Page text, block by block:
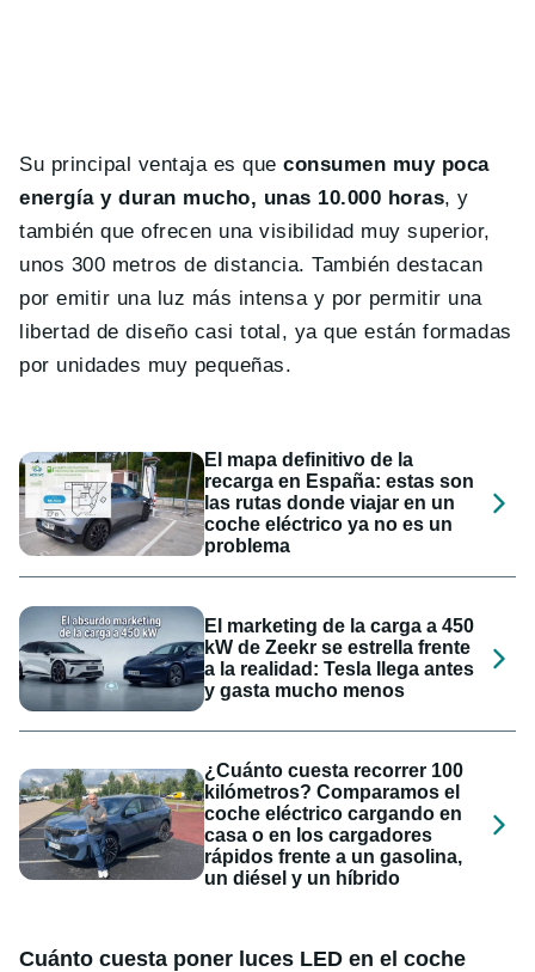
Su principal ventaja es queconsumen muy poca
energía y duran mucho, unas 10.000 horas, y
también que ofrecen una visibilidad muy superior,
unos 300 metros de distancia. También destacan
por emitir una luz más intensa y por permitir una
libertad de diseño casi total, ya que están formadas
por unidades muy pequeñas.
El mapa definitivo de la
recarga en España: estas son
las rutas donde viajar en un
coche eléctrico ya no es un
problema
El marketing de la carga a 450
kW de Zeekr se estrella frente
a la realidad: Tesla llega antes
y gasta mucho menos
¿Cuánto cuesta recorrer 100
kilómetros? Comparamos el
coche eléctrico cargando en
casa o en los cargadores
rápidos frente a un gasolina,
un diésel y un híbrido
Cuánto cuesta poner luces LED en el coche